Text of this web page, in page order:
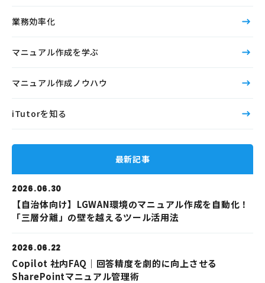
業務効率化
マニュアル作成を学ぶ
マニュアル作成ノウハウ
iTutorを知る
最新記事
2026.06.30
【自治体向け】LGWAN環境のマニュアル作成を自動化！
「三層分離」の壁を越えるツール活用法
2026.06.22
Copilot 社内FAQ｜回答精度を劇的に向上させる
SharePointマニュアル管理術